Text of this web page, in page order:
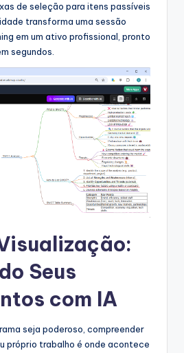
de seleção para itens passíveis
transforma uma sessão
em um ativo profissional, pronto
segundos.
Seus
com IA
seja poderoso, compreender
próprio trabalho é onde acontece